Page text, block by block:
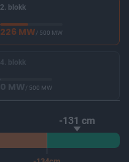
2. blokk
226 MW/ 500 MW
4. blokk
0 MW/ 500 MW
-131 cm